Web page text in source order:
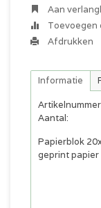
Aan
Toevoegen
Afdrukken
Informatie
Aantal:
Papierblok
geprint papier